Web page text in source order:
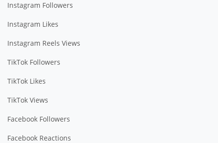
Instagram Followers
Instagram Likes
Instagram Reels Views
TikTok Followers
TikTok Likes
TikTok Views
Facebook Followers
Facebook Reactions